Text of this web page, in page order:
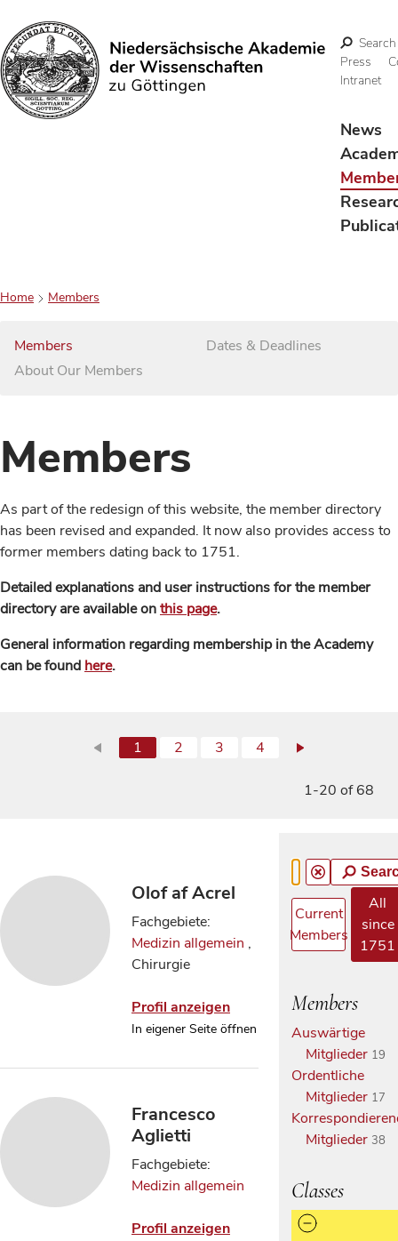
Search
Search
Press
Intranet
News
Home Members
Members
About Our Members
Dates & Deadlines
Members
As part of the redesign of this website, the member directory
has been revised and expanded. It now also provides access to
former members dating back to 1751.
Detailed explanations and user instructions for the member
directory are available onthis page.
General information regarding membership in the Academy
can be found here.
1 2 3 4
1-20 of 68
Olof af Acrel
Fachgebiete:
Medizin allgemein ,
Chirurgie
Profil anzeigen
In eigener Seite öffnen
Francesco
Aglietti
Fachgebiete:
Medizin allgemein
Profil anzeigen
Current
Members
All
since
1751
Members
Auswärtige
Mitglieder 19
Ordentliche
Mitglieder 17
Mitglieder 38
Classes